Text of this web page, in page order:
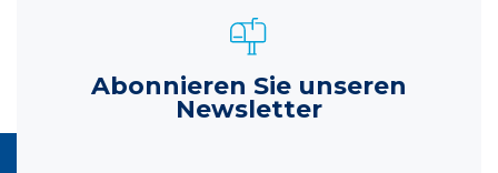
Abonnieren Sie unseren
Newsletter